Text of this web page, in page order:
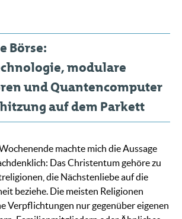
Börse:
modulare
und Quantencomputer
auf dem Parkett
machte mich die Aussage
Das Christentum gehöre zu
die Nächstenliebe auf die
beziehe. Die meisten Religionen
Verpflichtungen nur gegenüber eigenen